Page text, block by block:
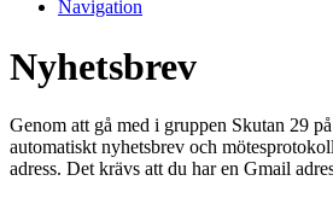
Navigation
Nyhetsbrev
Genom att gå med i gruppen Skutan 29
automatiskt nyhetsbrev och
adress. Det krävs att du har en Gmail